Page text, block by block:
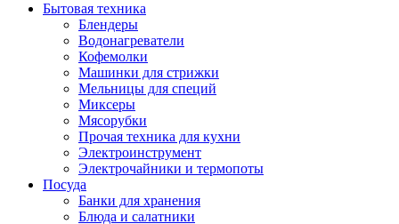
Бытовая техника
Блендеры
Водонагреватели
Кофемолки
Машинки для стрижки
Мельницы для специй
Миксеры
Мясорубки
Прочая техника для кухни
Электроинструмент
Электрочайники и термопоты
Посуда
Банки для хранения
Блюда и салатники